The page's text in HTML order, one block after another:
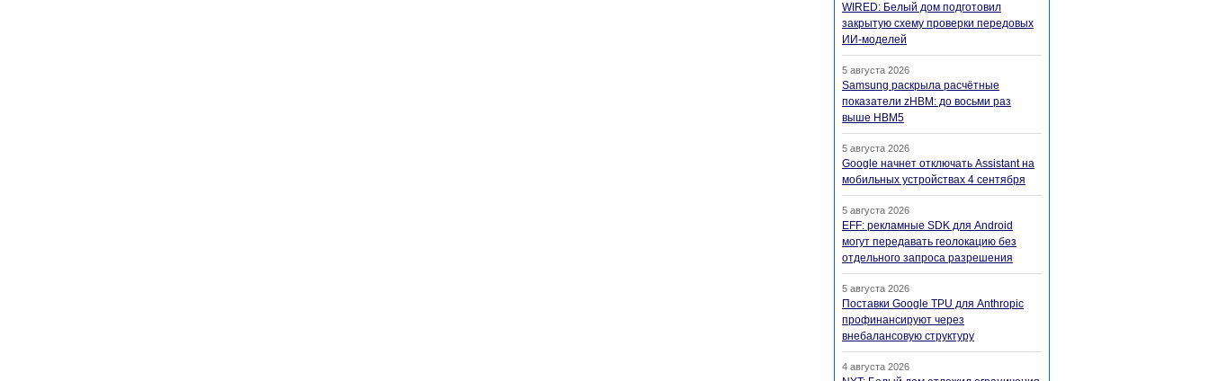
WIRED: Белый дом подготовил
закрытую схему проверки передовых
ИИ-моделей
5 августа 2026
Samsung раскрыла расчётные
показатели zHBM: до восьми раз
выше HBM5
5 августа 2026
Google начнет отключать Assistant на
мобильных устройствах 4 сентября
5 августа 2026
EFF: рекламные SDK для Android
могут передавать геолокацию без
отдельного запроса разрешения
5 августа 2026
Поставки Google TPU для Anthropic
профинансируют через
внебалансовую структуру
4 августа 2026